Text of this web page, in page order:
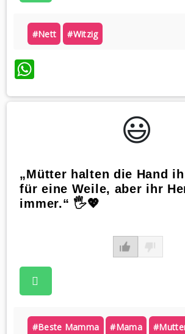
#nett #witzig
WhatsApp
😃️
„Mütter halten die Hand
für eine Weile, aber ihr
immer.“ 🖐️💖
#beste Mamma #mama